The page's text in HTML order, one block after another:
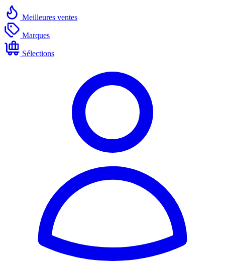
Meilleures ventes
Marques
Sélections